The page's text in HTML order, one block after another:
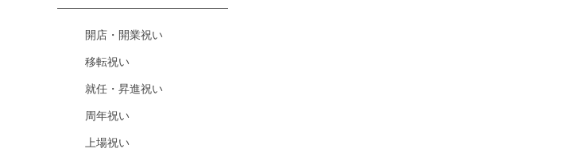
開店・開業祝い
移転祝い
就任・昇進祝い
周年祝い
上場祝い